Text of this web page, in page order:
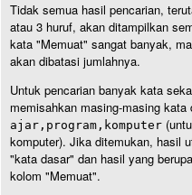
Tidak semua hasil pencarian,
atau 3 huruf, akan ditampilkan
kata "Memuat" sangat banyak,
akan dibatasi jumlahnya.
Untuk pencarian banyak kata
memisahkan masing-masing
ajar,program,komputer
komputer). Jika ditemukan, hasil
"kata dasar" dan hasil yang
kolom "Memuat".